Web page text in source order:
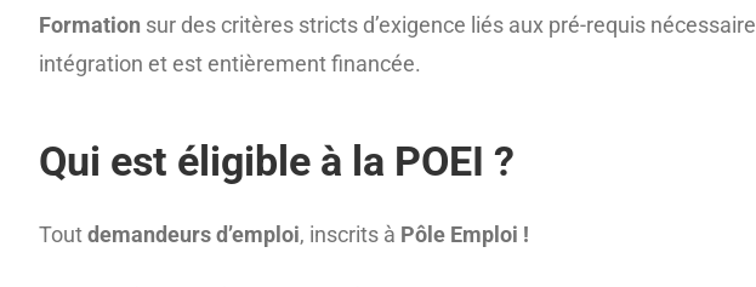
Formation sur des critères stricts d’exigence liés aux pré-requis
intégration et est entièrement financée.
Qui est éligible à la POEI ?
Toutdemandeurs d’emploi, inscrits à Pôle Emploi !